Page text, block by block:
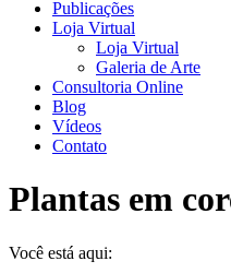
Publicações
Loja Virtual
Loja Virtual
Galeria de Arte
Consultoria Online
Blog
Vídeos
Contato
Plantas em
Você está aqui: